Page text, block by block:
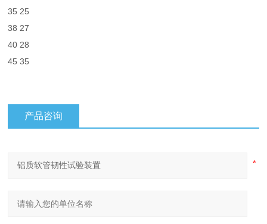
35 25
38 27
40 28
45 35
产品咨询